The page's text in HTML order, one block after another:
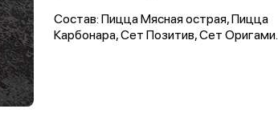
Состав: Пицца Мясная острая, Пицца
Карбонара, Сет Позитив, Сет Оригами.